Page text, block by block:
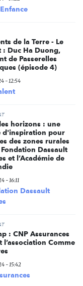
de la Terre - Le
: Duc Ha Duong,
de Passerelles
(épisode 4)
- 12:54
horizons : une
d'inspiration pour
des zones rurales
Fondation Dassault
et l’Académie de
- 16:11
Dassault
: CNP Assurances
l’association Comme
- 15:42